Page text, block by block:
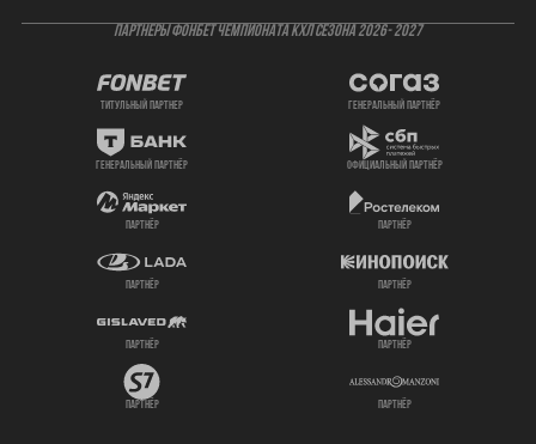
ПАРТНЕРЫ ФОНБЕТ ЧЕМПИОНАТА КХЛ СЕЗОНА 2026- 2027
титульный партнер генеральный партнёр
генеральный партнёр официальный партнёр
партнёр партнёр
партнёр партнёр
партнёр партнёр
партнёр партнёр